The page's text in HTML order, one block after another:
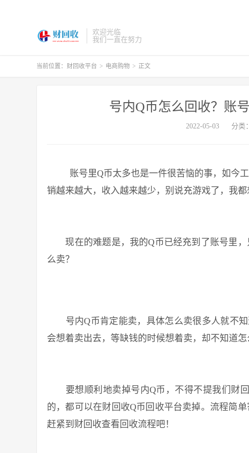
欢迎光临
我们一直在努力
当前位置： 财回收平台 > 电商购物 > 正文
号内Q币怎么回收？账
2022-05-03 分类：
账号里Q币太多也是一件很苦恼的事，如今工
销越来越大，收入越来越少，别说充游戏了，我都
现在的难题是，我的Q币已经充到了账号里，
么卖？
号内Q币肯定能卖，具体怎么卖很多人就不知
会想着卖出去，等缺钱的时候想着卖，却不知道怎
要想顺利地卖掉号内Q币，不得不提我们财回
的，都可以在财回收Q币回收平台卖掉。流程简
赶紧到财回收查看回收流程吧！